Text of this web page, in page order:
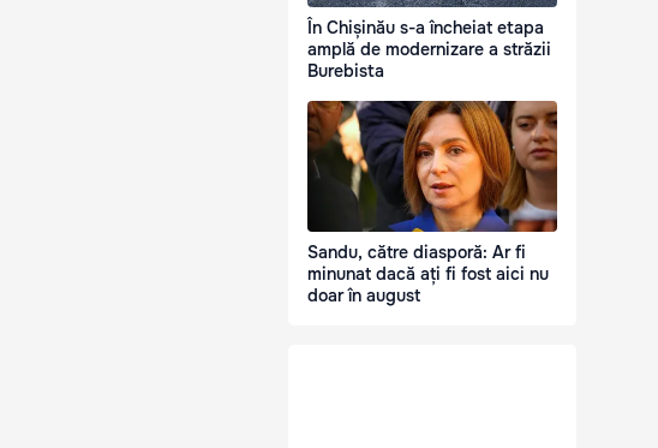
În Chișinău s-a încheiat etapa
amplă de modernizare a străzii
Burebista
Sandu, către diasporă: Ar fi
minunat dacă ați fi fost aici nu
doar în august